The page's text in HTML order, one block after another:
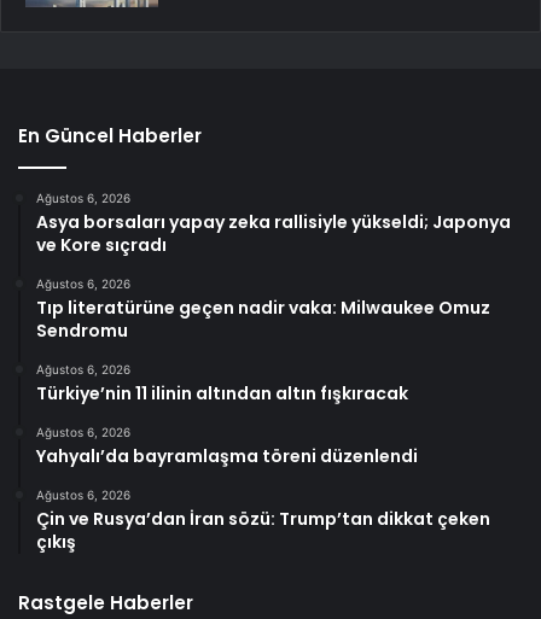
En Güncel Haberler
Ağustos 6, 2026
Asya borsaları yapay zeka rallisiyle yükseldi; Japonya
ve Kore sıçradı
Ağustos 6, 2026
Tıp literatürüne geçen nadir vaka: Milwaukee Omuz
Sendromu
Ağustos 6, 2026
Türkiye’nin 11 ilinin altından altın fışkıracak
Ağustos 6, 2026
Yahyalı’da bayramlaşma töreni düzenlendi
Ağustos 6, 2026
Çin ve Rusya’dan İran sözü: Trump’tan dikkat çeken
çıkış
Rastgele Haberler